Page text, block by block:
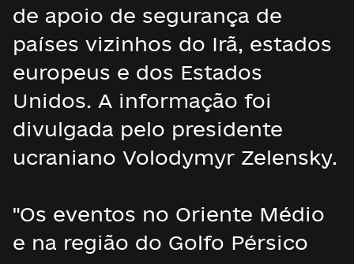
de apoio de segurança de
países vizinhos do Irã, estados
europeus e dos Estados
Unidos. A informação foi
divulgada pelo presidente
ucraniano Volodymyr Zelensky.
"Os eventos no Oriente Médio
e na região do Golfo Pérsico